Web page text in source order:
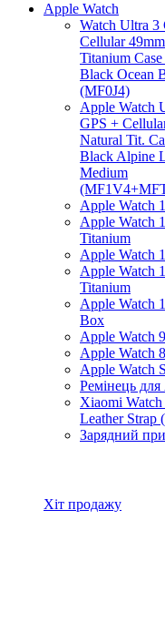
Apple Watch
Watch Ultra 3
Cellular
Titanium
Black Ocean
(MF0J4)
Apple Watch
GPS +
Natural Tit.
Black Alpine
Medium
Apple Watch
Apple Watch
Titanium
Apple Watch
Apple Watch
Titanium
Apple Watch
Box
Apple Watch
Apple Watch
Apple Watch
Ремінець
Xiaomi
Leather
Зарядний
Хіт продажу